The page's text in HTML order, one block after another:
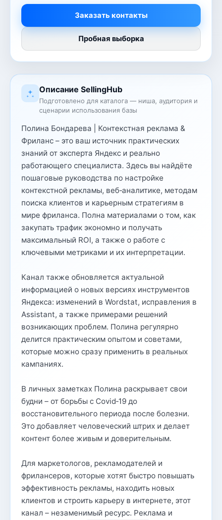
Описание SellingHub
Подготовлено для каталога — ниша, аудитория и
сценарии использования базы
Полина Бондарева | Контекстная реклама &
Фриланс – это ваш источник практических
знаний от эксперта Яндекс и реально
работающего специалиста. Здесь вы найдёте
пошаговые руководства по настройке
контекстной рекламы, веб‑аналитике, методам
поиска клиентов и карьерным стратегиям в
мире фриланса. Полна материалами о том, как
закупать трафик экономно и получать
максимальный ROI, а также о работе с
ключевыми метриками и их интерпретации.
Канал также обновляется актуальной
информацией о новых версиях инструментов
Яндекса: изменений в Wordstat, исправления в
Assistant, а также примерами решений
возникающих проблем. Полина регулярно
делится практическим опытом и советами,
которые можно сразу применить в реальных
кампаниях.
В личных заметках Полина раскрывает свои
будни – от борьбы с Covid‑19 до
восстановительного периода после болезни.
Это добавляет человеческий штрих и делает
контент более живым и доверительным.
Для маркетологов, рекламодателей и
фрилансеров, которые хотят быстро повышать
эффективность рекламы, находить новых
клиентов и строить карьеру в интернете, этот
канал – незаменимый ресурс. Реклама и
Заказать контакты
Пробная выборка